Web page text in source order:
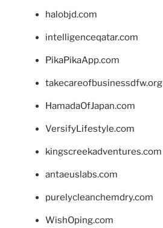
halobjd.com
intelligenceqatar.com
PikaPikaApp.com
takecareofbusinessdfw.org
HamadaOfJapan.com
VersifyLifestyle.com
kingscreekadventures.com
antaeuslabs.com
purelycleanchemdry.com
WishOping.com